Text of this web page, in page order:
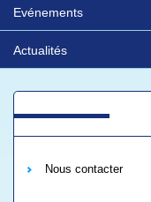
Evénements
Actualités
Nous contacter